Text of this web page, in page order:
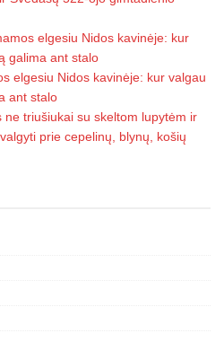
elgesiu Nidos kavinėje: kur
galima ant stalo
elgesiu Nidos kavinėje: kur valgau
ant stalo
ne triušiukai su skeltom lupytėm ir
prie cepelinų, blynų, košių